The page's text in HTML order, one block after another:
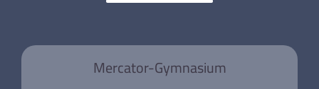
Mercator-Gymnasium